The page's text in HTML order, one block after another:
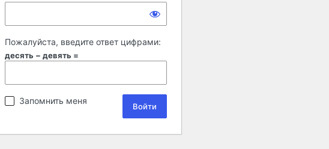
Пожалуйста, введите ответ цифрами:
десять − девять =
Запомнить меня